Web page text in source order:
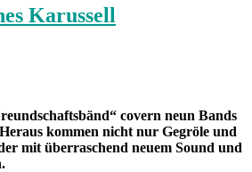
Karussell
covern neun Bands
kommen nicht nur Gegröle und
mit überraschend neuem Sound und